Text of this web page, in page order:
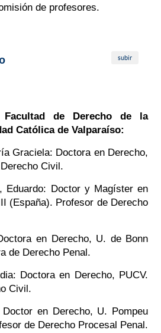
de profesores.
subir
de Derecho de la
Católica de Valparaíso:
Graciela: Doctora en Derecho,
Civil.
Eduardo: Doctor y Magíster en
(España). Profesor de Derecho
en Derecho, U. de Bonn
de Derecho Penal.
Doctora en Derecho, PUCV.
Civil.
en Derecho, U. Pompeu
de Derecho Procesal Penal.